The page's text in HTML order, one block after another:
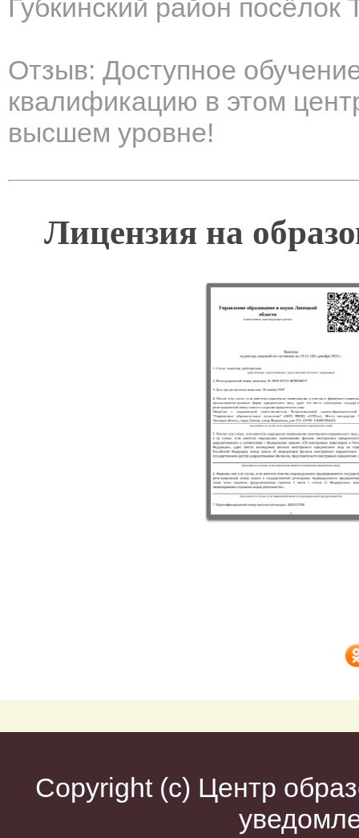
Губкинский район посёлок
Отзыв: Доступное
квалификацию в этом
высшем уровне!
Лицензия на
Copyright (c) Центр